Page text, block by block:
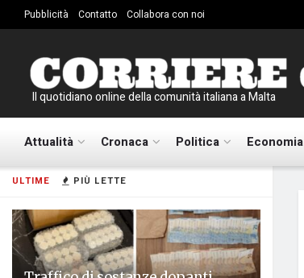
ULTIME PIÙ LETTE
Pubblicità Contatto Collabora con noi
Il quotidiano online della comunità italiana a Malta
Attualità Cronaca Politica Economia